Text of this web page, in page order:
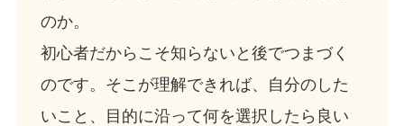
のか。
初心者だからこそ知らないと後でつまづく
のです。そこが理解できれば、自分のした
いこと、目的に沿って何を選択したら良い